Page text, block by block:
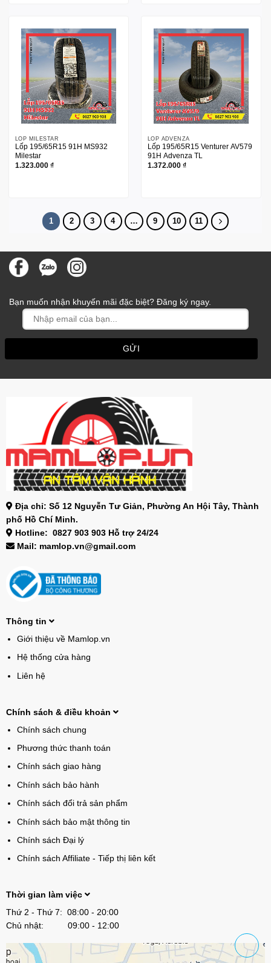
LỐP MILESTAR
Lốp 195/65R15 91H MS932
Milestar
1.323.000 ₫
LỐP ADVENZA
Lốp 195/65R15 Venturer AV579
91H Advenza TL
1.372.000 ₫
1 2 3 4 … 9 10 11
Bạn muốn nhận khuyến mãi đặc biệt? Đăng ký ngay.
Địa chỉ: Số 12 Nguyễn Tư Giản, Phường An Hội Tây, Thành
phố Hồ Chí Minh.
Hotline: 0827 903 903 Hỗ trợ 24/24
Mail: mamlop.vn@gmail.com
Thông tin
Giới thiệu về Mamlop.vn
Hệ thống cửa hàng
Liên hệ
Chính sách & điều khoản
Chính sách chung
Phương thức thanh toán
Chính sách giao hàng
Chính sách bảo hành
Chính sách đổi trả sản phẩm
Chính sách bảo mật thông tin
Chính sách Đại lý
Chính sách Affiliate - Tiếp thị liên kết
Thời gian làm việc
Thứ 2 - Thứ 7: 08:00 - 20:00
Chủ nhật: 09:00 - 12:00